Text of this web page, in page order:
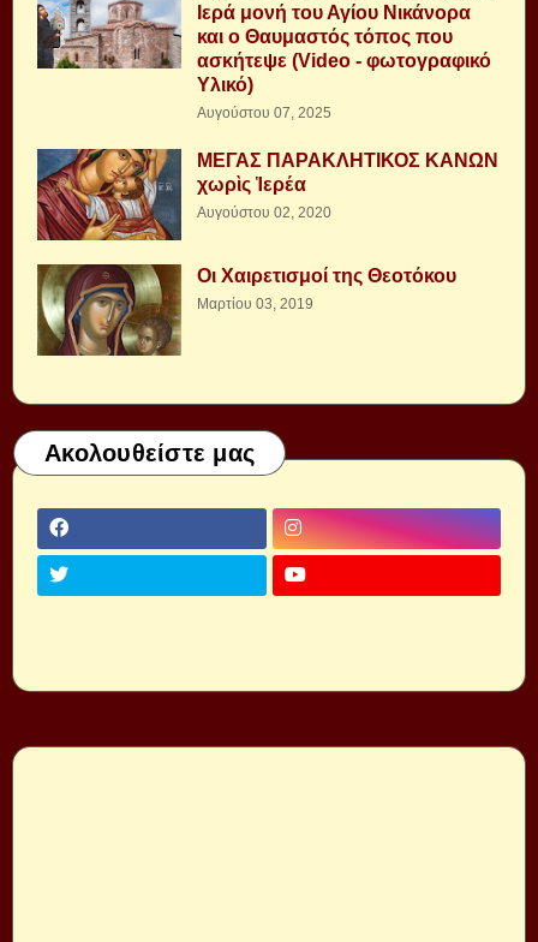
Ιερά μονή του Αγίου Νικάνορα
και ο Θαυμαστός τόπος που
ασκήτεψε (Video - φωτογραφικό
Υλικό)
Αυγούστου 07, 2025
ΜΕΓΑΣ ΠΑΡΑΚΛΗΤΙΚΟΣ ΚΑΝΩΝ
χωρὶς Ἱερέα
Αυγούστου 02, 2020
Οι Χαιρετισμοί της Θεοτόκου
Μαρτίου 03, 2019
Ακολουθείστε μας